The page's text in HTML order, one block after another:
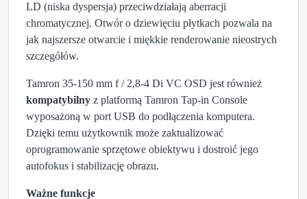
LD (niska dyspersja) przeciwdziałają aberracji
chromatycznej. Otwór o dziewięciu płytkach pozwala na
jak najszersze otwarcie i miękkie renderowanie nieostrych
szczegółów.
Tamron 35-150 mm f / 2,8-4 Di VC OSD jest również
kompatybilny z platformą Tamron Tap-in Console
wyposażoną w port USB do podłączenia komputera.
Dzięki temu użytkownik może zaktualizować
oprogramowanie sprzętowe obiektywu i dostroić jego
autofokus i stabilizację obrazu.
Ważne funkcje